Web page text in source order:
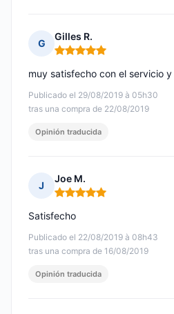
G
Gilles R.
Nota: 5 de 5
Publicado el 29/08/2019 à 05h30
tras una compra de 22/08/2019
muy satisfecho con el servicio
Opinión traducida
J
Joe M.
Nota: 5 de 5
Publicado el 22/08/2019 à 08h43
tras una compra de 16/08/2019
Satisfecho
Opinión traducida